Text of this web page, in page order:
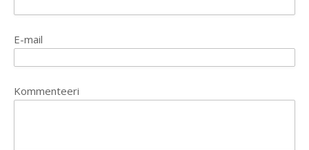
E-mail
Kommenteeri